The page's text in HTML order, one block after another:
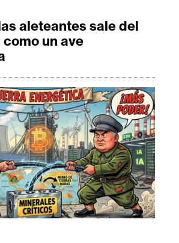
aleteantes sale del
un ave